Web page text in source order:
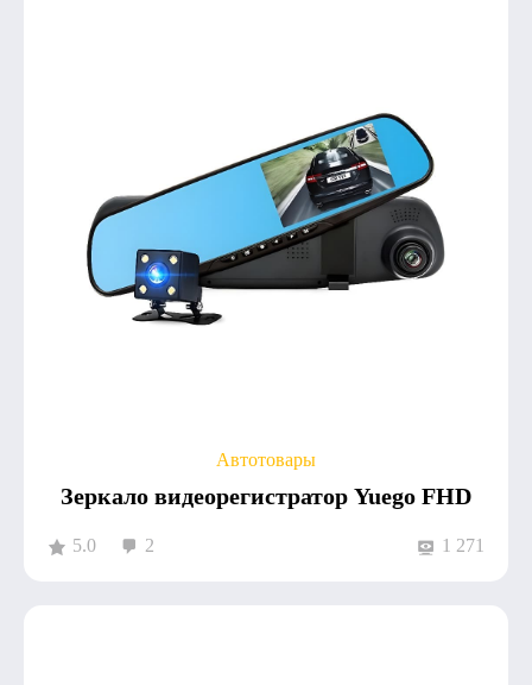
Автотовары
Зеркало видеорегистратор Yuego FHD
5.0 2 1 271